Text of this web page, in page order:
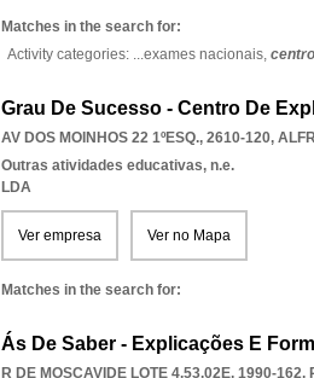
Matches in the search for:
Activity categories: ...exames nacionais,
Grau De Sucesso - Centro De
AV DOS MOINHOS 22 1ºESQ., 2610-120,
Outras atividades educativas, n.e.
LDA
Ver empresa Ver no Mapa
Matches in the search for:
Ás De Saber - Explicações E
R DE MOSCAVIDE LOTE 4.53.02E, 1990-162,